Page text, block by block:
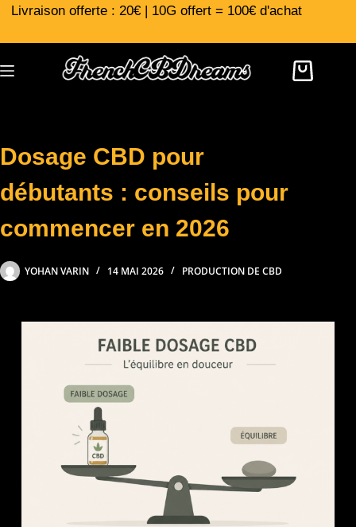
Livraison offerte : 20€ | 10G offert = 100€ d'achat
Dosage CBD pour
débutants : conseils pour
commencer en 2026
YOHAN VARIN 14 MAI 2026 PRODUCTION DE CBD